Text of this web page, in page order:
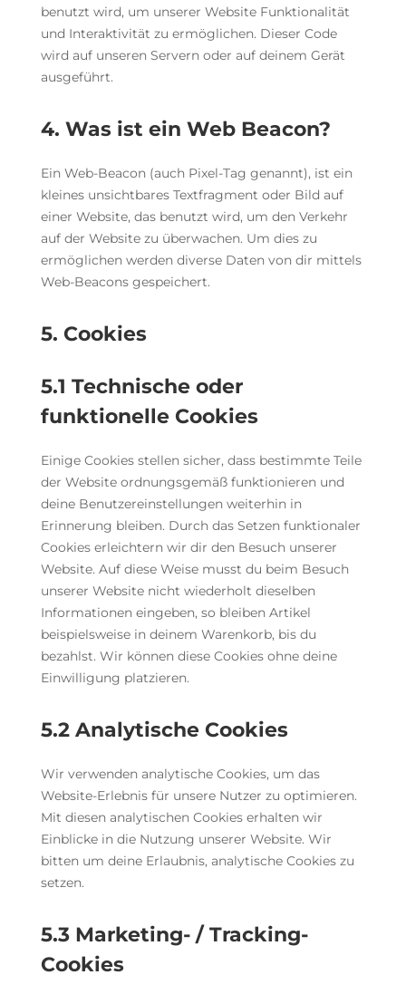
benutzt wird, um unserer Website Funktionalität
und Interaktivität zu ermöglichen. Dieser Code
wird auf unseren Servern oder auf deinem Gerät
ausgeführt.
4. Was ist ein Web Beacon?
Ein Web-Beacon (auch Pixel-Tag genannt), ist ein
kleines unsichtbares Textfragment oder Bild auf
einer Website, das benutzt wird, um den Verkehr
auf der Website zu überwachen. Um dies zu
ermöglichen werden diverse Daten von dir mittels
Web-Beacons gespeichert.
5. Cookies
5.1 Technische oder
funktionelle Cookies
Einige Cookies stellen sicher, dass bestimmte Teile
der Website ordnungsgemäß funktionieren und
deine Benutzereinstellungen weiterhin in
Erinnerung bleiben. Durch das Setzen funktionaler
Cookies erleichtern wir dir den Besuch unserer
Website. Auf diese Weise musst du beim Besuch
unserer Website nicht wiederholt dieselben
Informationen eingeben, so bleiben Artikel
beispielsweise in deinem Warenkorb, bis du
bezahlst. Wir können diese Cookies ohne deine
Einwilligung platzieren.
5.2 Analytische Cookies
Wir verwenden analytische Cookies, um das
Website-Erlebnis für unsere Nutzer zu optimieren.
Mit diesen analytischen Cookies erhalten wir
Einblicke in die Nutzung unserer Website. Wir
bitten um deine Erlaubnis, analytische Cookies zu
setzen.
5.3 Marketing- / Tracking-
Cookies